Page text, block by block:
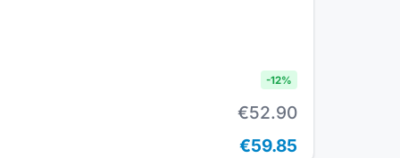
-12%
€52.90
€59.85